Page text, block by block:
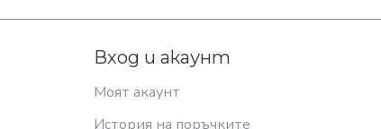
Вход и акаунт
Моят акаунт
История на поръчките